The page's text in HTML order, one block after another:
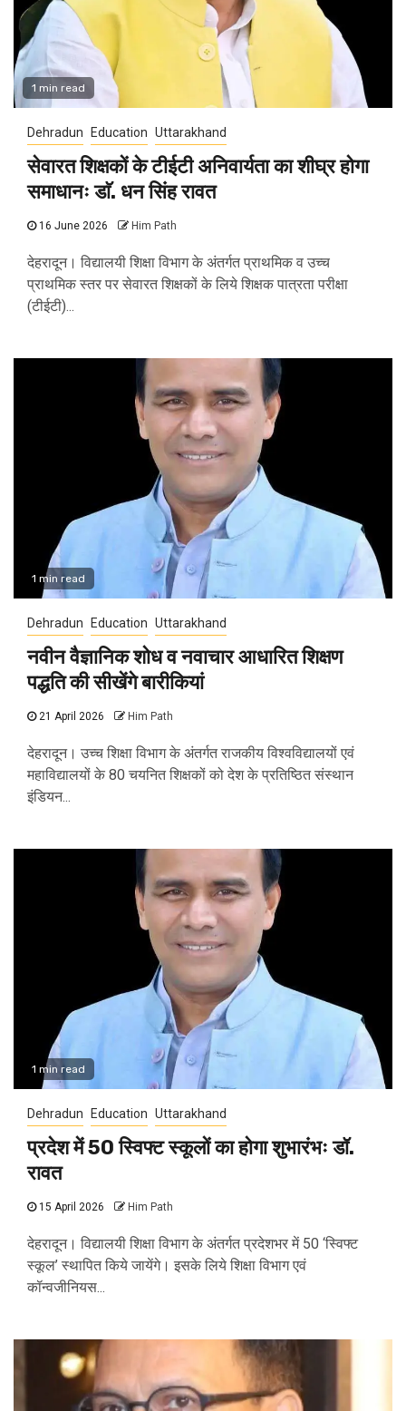
1 min read
Dehradun Education Uttarakhand
सेवारत शिक्षकों के टीईटी अनिवार्यता का शीघ्र होगा
समाधानः डाॅ. धन सिंह रावत
16 June 2026 Him Path
देहरादून। विद्यालयी शिक्षा विभाग के अंतर्गत प्राथमिक व उच्च
प्राथमिक स्तर पर सेवारत शिक्षकों के लिये शिक्षक पात्रता परीक्षा
(टीईटी)...
1 min read
Dehradun Education Uttarakhand
नवीन वैज्ञानिक शोध व नवाचार आधारित शिक्षण
पद्धति की सीखेंगे बारीकियां
21 April 2026 Him Path
देहरादून। उच्च शिक्षा विभाग के अंतर्गत राजकीय विश्वविद्यालयों एवं
महाविद्यालयों के 80 चयनित शिक्षकों को देश के प्रतिष्ठित संस्थान
इंडियन...
1 min read
Dehradun Education Uttarakhand
प्रदेश में 50 स्विफ्ट स्कूलों का होगा शुभारंभः डॉ.
रावत
15 April 2026 Him Path
देहरादून। विद्यालयी शिक्षा विभाग के अंतर्गत प्रदेशभर में 50 ‘स्विफ्ट
स्कूल’ स्थापित किये जायेंगे। इसके लिये शिक्षा विभाग एवं
कॉन्वजीनियस...